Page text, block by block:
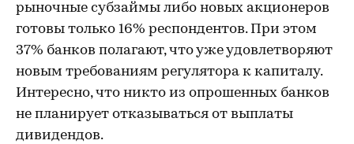
рыночные субзаймы либо новых акционеров
готовы только 16% респондентов. При этом
37% банков полагают, что уже удовлетворяют
новым требованиям регулятора к капиталу.
Интересно, что никто из опрошенных банков
не планирует отказываться от выплаты
дивидендов.